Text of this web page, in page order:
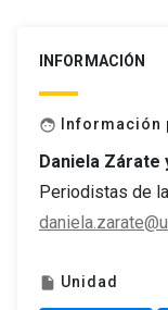
INFORMACIÓN
face
Daniela Zárate
Periodistas de
insert_drive_file Unidad